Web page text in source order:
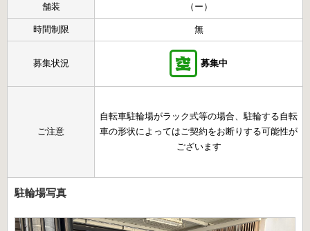
舗装 （ー）
時間制限 無
募集状況 募集中
ご注意
自転車駐輪場がラック式等の場合、駐輪する自転
車の形状によってはご契約をお断りする可能性が
ございます
駐輪場写真